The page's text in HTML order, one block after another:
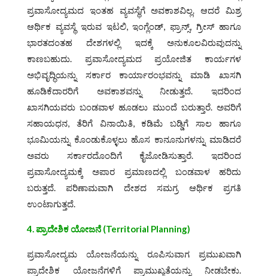
ಪ್ರವಾಸೋದ್ಯಮದ ಇಂತಹ ವ್ಯವಸ್ಥೆಗೆ ಅವಕಾಶವಿಲ್ಲ. ಆದರೆ ಮಿಶ್ರ
ಆರ್ಥಿಕ ವ್ಯವಸ್ಥೆ ಇರುವ ಇಟಲಿ, ಇಂಗ್ಲೆಂಡ್, ಫ್ರಾನ್ಸ್, ಗ್ರೀಸ್ ಹಾಗೂ
ಭಾರತದಂತಹ ದೇಶಗಳಲ್ಲಿ ಇದಕ್ಕೆ ಅನುಕೂಲವಿರುವುದನ್ನು
ಕಾಣಬಹುದು. ಪ್ರವಾಸೋದ್ಯಮದ ಪ್ರಯೋಜಿತ ಕಾರ್ಯಗಳ
ಅಭಿವೃದ್ಧಿಯನ್ನು ಸರ್ಕಾರ ಕಾರ್ಯಾರಂಭವನ್ನು ಮಾಡಿ ಖಾಸಗಿ
ಹೂಡಿಕೆದಾರರಿಗೆ ಅವಕಾಶವನ್ನು ನೀಡುತ್ತದೆ. ಇದರಿಂದ
ಖಾಸಗಿಯವರು ಬಂಡವಾಳ ಹೂಡಲು ಮುಂದೆ ಬರುತ್ತಾರೆ. ಅವರಿಗೆ
ಸಹಾಯಧನ, ತೆರಿಗೆ ವಿನಾಯಿತಿ, ಕಡಿಮೆ ಬಡ್ಡಿಗೆ ಸಾಲ ಹಾಗೂ
ಭೂಮಿಯನ್ನು ಕೊಂಡುಕೊಳ್ಳಲು ಹೊಸ ಕಾನೂನುಗಳನ್ನು ಮಾಡಿದರೆ
ಅವರು ಸರ್ಕಾರದೊಂದಿಗೆ ಕೈಜೋಡಿಸುತ್ತಾರೆ. ಇದರಿಂದ
ಪ್ರವಾಸೋದ್ಯಮಕ್ಕೆ ಅಪಾರ ಪ್ರಮಾಣದಲ್ಲಿ ಬಂಡವಾಳ ಹರಿದು
ಬರುತ್ತದೆ. ಪರಿಣಾಮವಾಗಿ ದೇಶದ ಸಮಗ್ರ ಆರ್ಥಿಕ ಪ್ರಗತಿ
ಉಂಟಾಗುತ್ತದೆ.
4. ಪ್ರಾದೇಶಿಕ ಯೋಜನೆ (Territorial Planning)
ಪ್ರವಾಸೋದ್ಯಮ ಯೋಜನೆಯನ್ನು ರೂಪಿಸುವಾಗ ಪ್ರಮುಖವಾಗಿ
ಪ್ರಾದೇಶಿಕ ಯೋಜನೆಗಳಿಗೆ ಪ್ರಾಮುಖ್ಯತೆಯನ್ನು ನೀಡಬೇಕು.